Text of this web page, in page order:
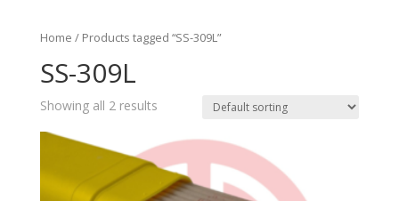
Home / Products tagged “SS-309L”
SS-309L
Showing all 2 results